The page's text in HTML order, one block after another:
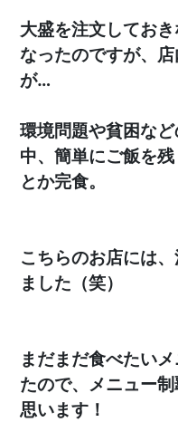
大盛を注文してお
なったのですが、
が…
環境問題や貧困な
中、簡単にご飯を
とか完食。
こちらのお店には
ました（笑）
まだまだ食べたい
たので、メニュー
思います！